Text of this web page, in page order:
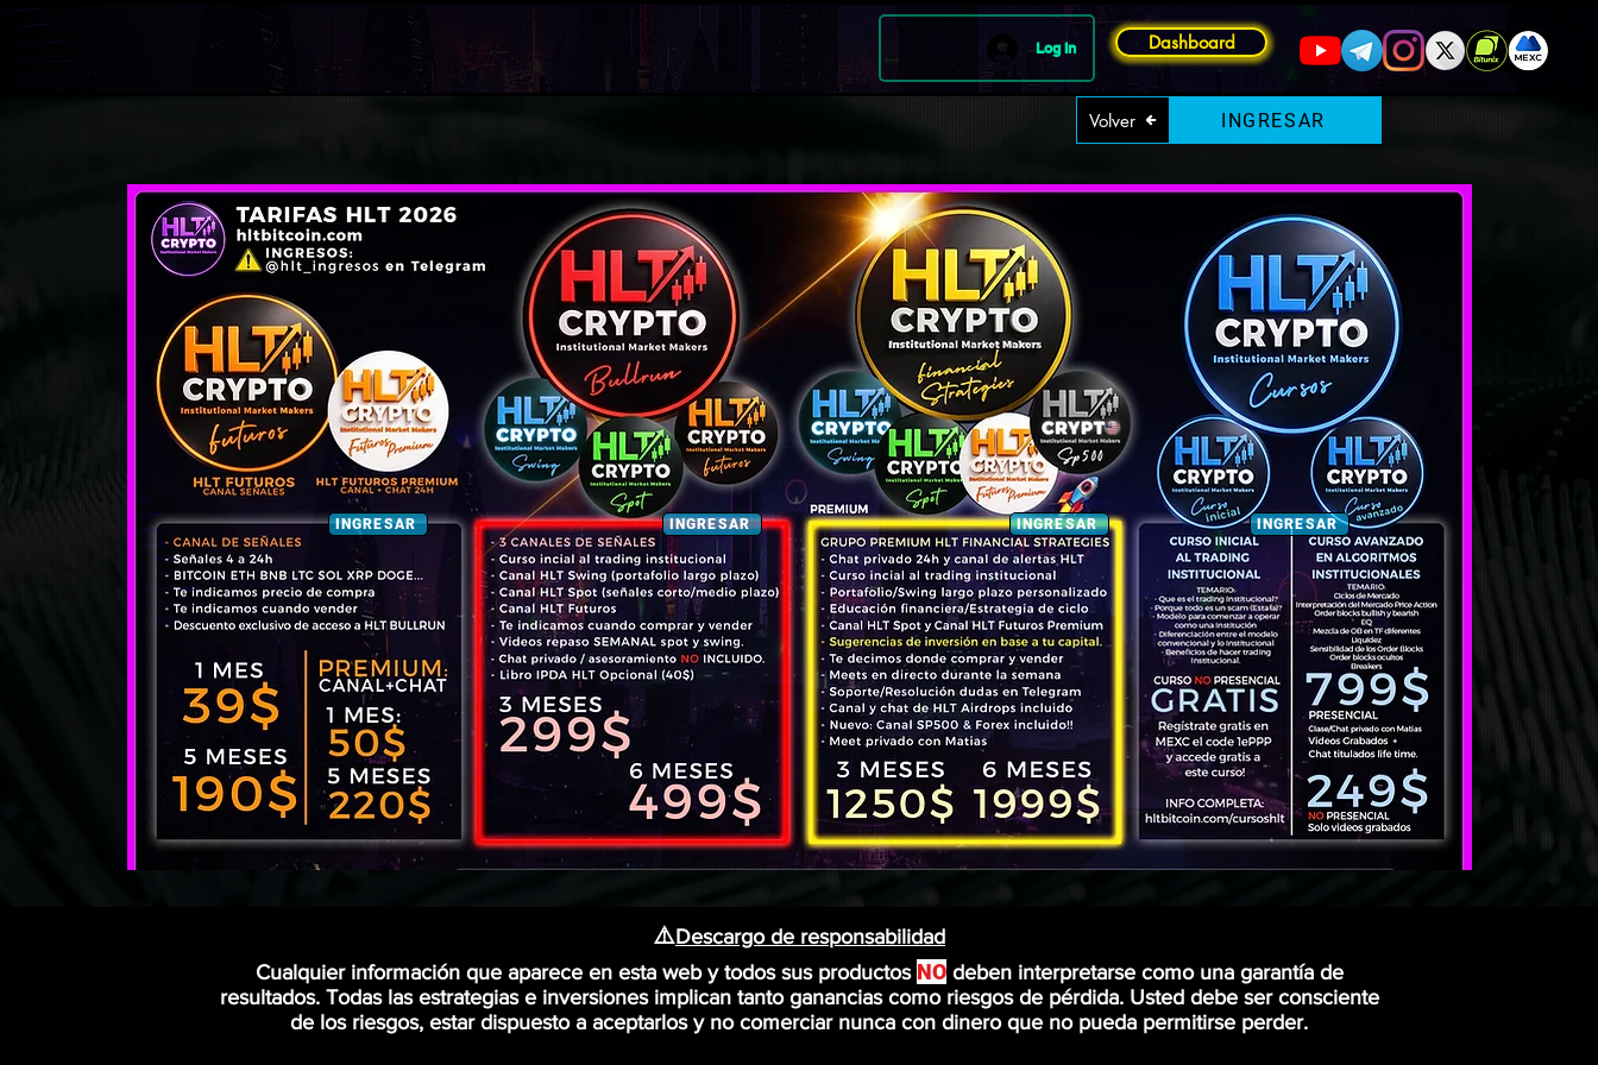
Log In Dashboard
Volver INGRESAR
INGRESAR
INGRESAR INGRESAR INGRESAR
⚠️Descargo de responsabilidad
Cualquier información que aparece en esta web y todos sus productos NO deben interpretarse como una garantía de
resultados. Todas las estrategias e inversiones implican tanto ganancias como riesgos de pérdida. Usted debe ser consciente
de los riesgos, estar dispuesto a aceptarlos y no comerciar nunca con dinero que no pueda permitirse perder.